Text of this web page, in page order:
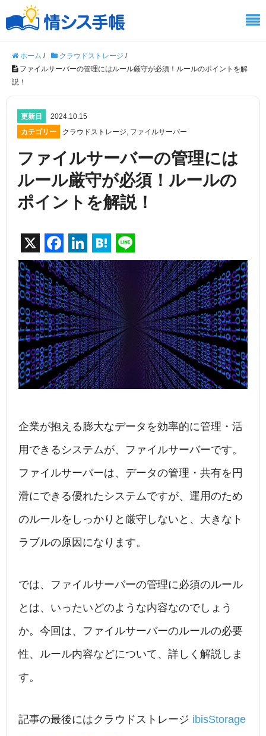
ホーム / クラウドストレージ /
ファイルサーバーの管理にはルール厳守が必須！ルールのポイントを解
説！
更新日
2024.10.15
カテゴリー
クラウドストレージ, ファイルサーバー
ファイルサーバーの管理には
ルール厳守が必須！ルールの
ポイントを解説！
X
F
a
c
e
b
o
o
k
Li
n
k
e
dI
n
H
at
e
n
a
n
e
企業が抱える膨大なデータを効率的に管理・活
用できるシステムが、ファイルサーバーです。
ファイルサーバーは、データの管理・共有を円
滑にできる優れたシステムですが、運用のため
のルールをしっかりと厳守しないと、大きなト
ラブルの原因になります。
では、ファイルサーバーの管理に必須のルール
とは、いったいどのような内容なのでしょう
か。今回は、ファイルサーバーのルールの必要
性、ルール内容などについて、詳しく解説しま
す。
記事の最後にはクラウドストレージ ibisStorage